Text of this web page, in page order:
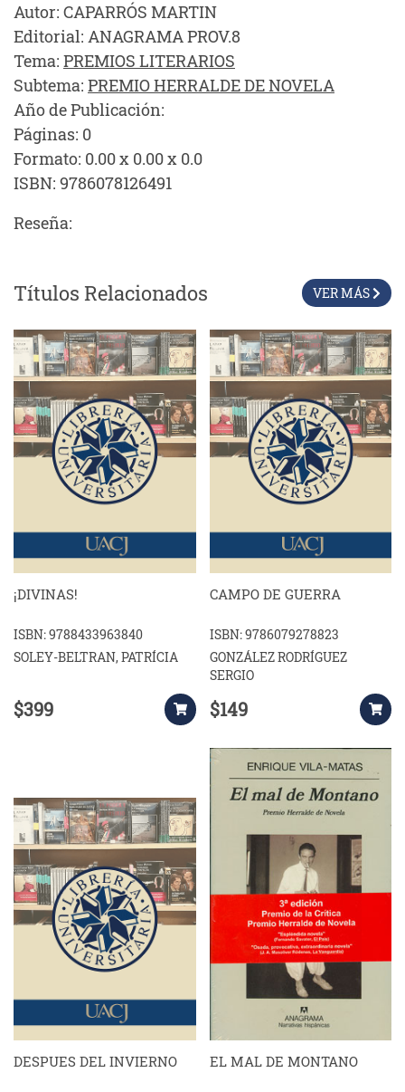
Autor: CAPARRÓS MARTIN
Editorial: ANAGRAMA PROV.8
Tema: PREMIOS LITERARIOS
Subtema: PREMIO HERRALDE DE NOVELA
Año de Publicación:
Páginas: 0
Formato: 0.00 x 0.00 x 0.0
ISBN: 9786078126491
Reseña:
Títulos Relacionados VER MÁS
¡DIVINAS!
ISBN: 9788433963840
SOLEY-BELTRAN, PATRÍCIA
$399
CAMPO DE GUERRA
ISBN: 9786079278823
GONZÁLEZ RODRÍGUEZ
SERGIO
$149
DESPUES DEL INVIERNO EL MAL DE MONTANO